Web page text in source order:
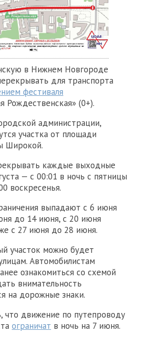
в Нижнем Новгороде
для транспорта
фестиваля
Рождественская» (0+).
администрации,
участка от площади
Широкой.
каждые выходные
— с 00:01 в ночь с пятницы
воскресенья.
выпадают с 6 июня
до 14 июня, с 20 июня
с 27 июня до 28 июня.
участок можно будет
Автомобилистам
ознакомиться со схемой
внимательность
на дорожные знаки.
что движение по путепроводу
ограничат в ночь на 7 июня.